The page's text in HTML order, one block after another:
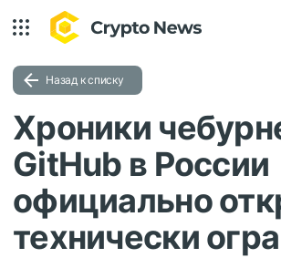
Назад к списку
Хроники
GitHub в России
официально
технически